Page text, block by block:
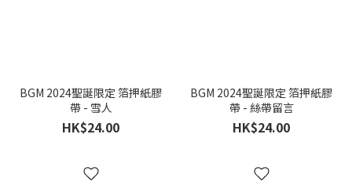
BGM 2024聖誕限定 箔押紙膠
帶 - 雪人
HK$24.00
BGM 2024聖誕限定 箔押紙膠
帶 - 絲帶留言
HK$24.00